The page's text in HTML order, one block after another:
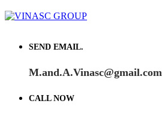
SEND EMAIL.
M.and.A.Vinasc@gmail.com
CALL NOW